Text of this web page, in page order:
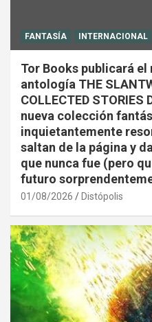
FANTASÍA INTERNACIONAL
Tor Books publicará
antología THE
COLLECTED STORIES
nueva colección
inquietantemente
saltan de la página y
que nunca fue (pero
futuro
01/08/2026 Distópolis